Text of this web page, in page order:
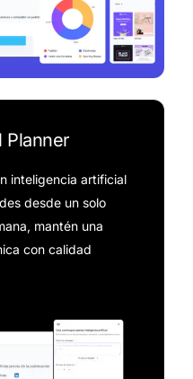
l Planner
inteligencia artificial
desde un solo
mantén una
con calidad